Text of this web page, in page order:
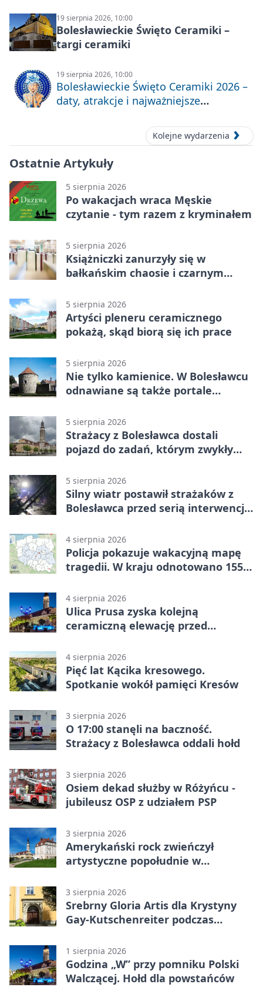
19 sierpnia 2026, 10:00
Bolesławieckie Święto Ceramiki –
targi ceramiki
19 sierpnia 2026, 10:00
Bolesławieckie Święto Ceramiki 2026 –
daty, atrakcje i najważniejsze
Kolejne wydarzenia
Ostatnie Artykuły
5 sierpnia 2026
Po wakacjach wraca Męskie
czytanie - tym razem z kryminałem
5 sierpnia 2026
Książniczki zanurzyły się w
bałkańskim chaosie i czarnym
5 sierpnia 2026
Artyści pleneru ceramicznego
pokażą, skąd biorą się ich prace
5 sierpnia 2026
Nie tylko kamienice. W Bolesławcu
odnawiane są także portale
5 sierpnia 2026
Strażacy z Bolesławca dostali
pojazd do zadań, którym zwykły
5 sierpnia 2026
Silny wiatr postawił strażaków z
Bolesławca przed serią interwencji -
4 sierpnia 2026
Policja pokazuje wakacyjną mapę
tragedii. W kraju odnotowano 155
4 sierpnia 2026
Ulica Prusa zyska kolejną
ceramiczną elewację przed
4 sierpnia 2026
Pięć lat Kącika kresowego.
Spotkanie wokół pamięci Kresów
3 sierpnia 2026
O 17:00 stanęli na baczność.
Strażacy z Bolesławca oddali hołd
3 sierpnia 2026
Osiem dekad służby w Różyńcu -
jubileusz OSP z udziałem PSP
3 sierpnia 2026
Amerykański rock zwieńczył
artystyczne popołudnie w
3 sierpnia 2026
Srebrny Gloria Artis dla Krystyny
Gay-Kutschenreiter podczas
1 sierpnia 2026
Godzina „W” przy pomniku Polski
Walczącej. Hołd dla powstańców